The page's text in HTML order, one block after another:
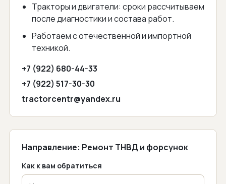
Тракторы и двигатели: сроки рассчитываем
после диагностики и состава работ.
Работаем с отечественной и импортной
техникой.
+7 (922) 680-44-33
+7 (922) 517-30-30
tractorcentr@yandex.ru
Направление: Ремонт ТНВД и форсунок
Как к вам обратиться
Сайт